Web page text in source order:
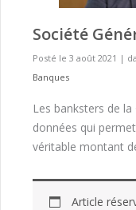
Société
Posté le 3 août 2021 |
Banques
Les banksters de
données qui
véritable montant
Article